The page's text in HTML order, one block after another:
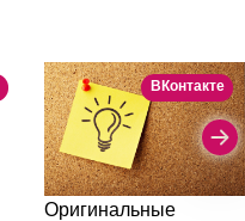
ВКонтакте
Оригинальные